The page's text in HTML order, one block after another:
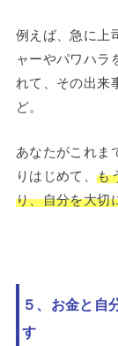
例えば、急に上
ャーやパワハラ
れて、その出来
ど。
あなたがこれま
りはじめて、も
り、自分を大切
５、お金と自
す